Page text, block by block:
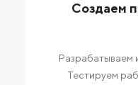
Создаем
Разрабатываем
Тестируем